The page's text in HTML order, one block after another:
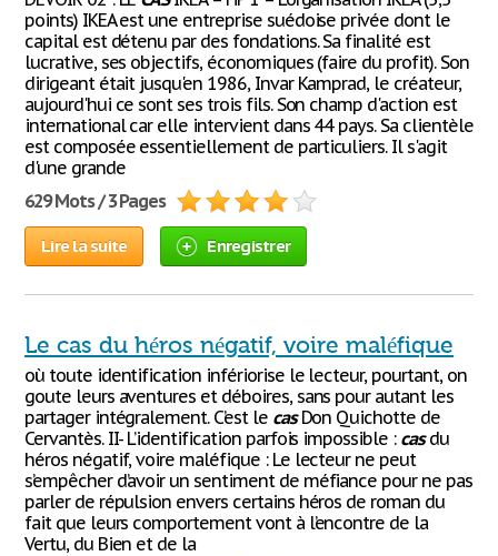
points) IKEA est une entreprise suédoise privée dont le
capital est détenu par des fondations. Sa finalité est
lucrative, ses objectifs, économiques (faire du profit). Son
dirigeant était jusqu'en 1986, Invar Kamprad, le créateur,
aujourd'hui ce sont ses trois fils. Son champ d'action est
international car elle intervient dans 44 pays. Sa clientèle
est composée essentiellement de particuliers. Il s'agit
d'une grande
629 Mots / 3 Pages
Lire la suite Enregistrer
Le cas du héros négatif, voire maléfique
où toute identification infériorise le lecteur, pourtant, on
goute leurs aventures et déboires, sans pour autant les
partager intégralement. C’est le casDon Quichotte de
Cervantès. II- L’identification parfois impossible : casdu
héros négatif, voire maléfique : Le lecteur ne peut
s’empêcher d’avoir un sentiment de méfiance pour ne pas
parler de répulsion envers certains héros de roman du
fait que leurs comportement vont à l’encontre de la
Vertu, du Bien et de la